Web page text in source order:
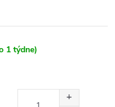
1 týdne)